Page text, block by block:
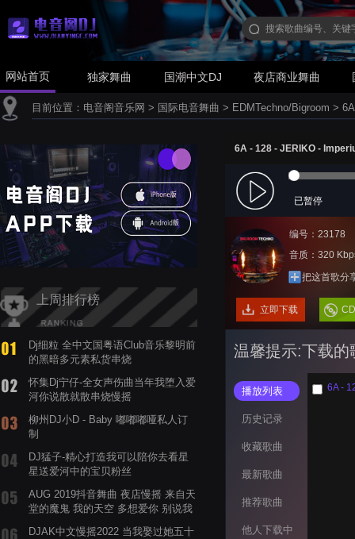
网站首页 独家舞曲 国潮中文DJ 夜店商业舞曲
目前位置： 电音阁音乐网 > 国际电音舞曲 > EDMTechno/Bigroom >
上周排行榜
Dj细粒 全中文国粤语Club音乐黎明前
的黑暗多元素私货串烧
怀集Dj宁仔-全女声伤曲当年我堕入爱
河你说散就散串烧慢摇
柳州DJ小D - Baby 嘟嘟嘟哑私人订
制
DJ猛子-精心打造我可以陪你去看星
星送爱河中的宝贝粉丝
AUG 2019抖音舞曲 夜店慢摇 来自天
堂的魔鬼 我的天空 多想爱你 别说我
DJAK中文慢摇2022 当我娶过她五十
6A - 128 - JERIKO -
已暂停
编号：23178
音质：320
把这首歌分
立即下载
温馨提示:下载的
播放列表
历史记录
收藏歌曲
最新歌曲
推荐歌曲
他人下载中
6A -